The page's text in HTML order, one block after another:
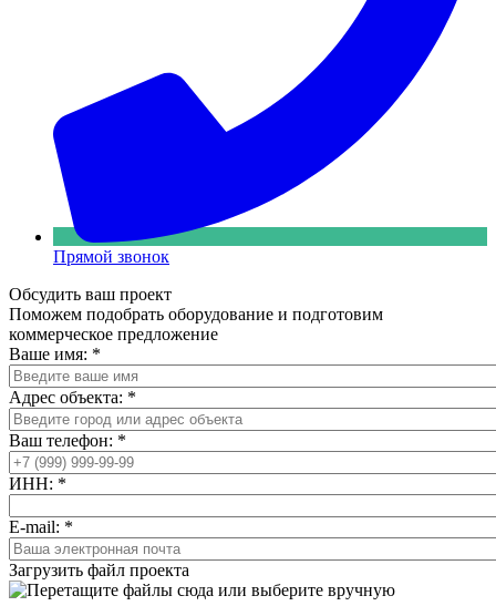
Прямой звонок
Обсудить ваш проект
Поможем подобрать оборудование и подготовим
коммерческое предложение
Ваше имя: *
Адрес объекта: *
Ваш телефон: *
ИНН: *
E-mail: *
Загрузить файл проекта